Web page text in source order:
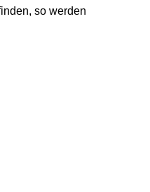
so werden